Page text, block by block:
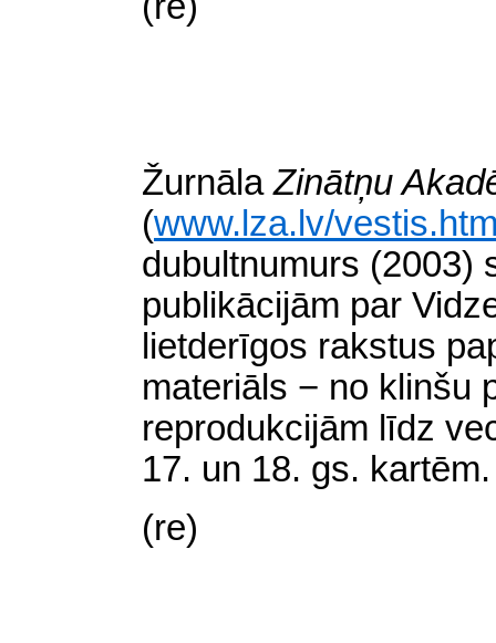
ŽurnālaZinātņu
(www.lza.lv/
dubultnumurs (2003)
publikācijām par
lietderīgos rakstus
materiāls − no klinšu
reprodukcijām līdz
17. un 18. gs. kartēm.
(re)